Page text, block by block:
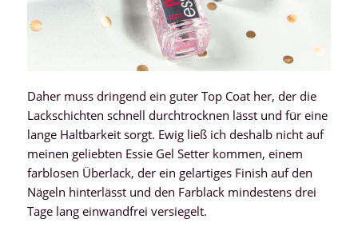
Daher muss dringend ein guter Top Coat her, der die
Lackschichten schnell durchtrocknen lässt und für eine
lange Haltbarkeit sorgt. Ewig ließ ich deshalb nicht auf
meinen geliebten Essie Gel Setter kommen, einem
farblosen Überlack, der ein gelartiges Finish auf den
Nägeln hinterlässt und den Farblack mindestens drei
Tage lang einwandfrei versiegelt.